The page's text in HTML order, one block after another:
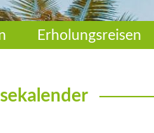
Erholungsreisen